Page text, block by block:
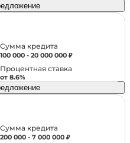
Сумма кредита
100 000 - 20 000 000 ₽
Процентная ставка
от 8.6%
Сумма кредита
200 000 - 7 000 000 ₽